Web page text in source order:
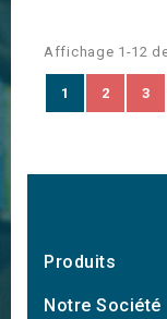
Affichage 1-12
1 2 3
Produits
Notre Société